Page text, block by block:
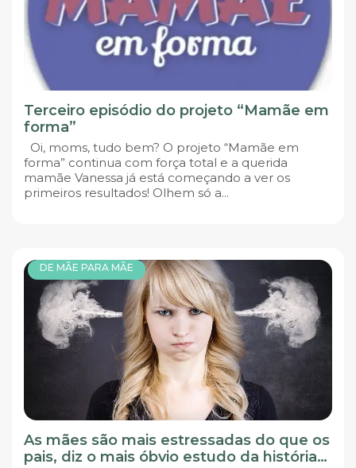
Terceiro episódio do projeto “Mamãe em
forma”
Oi, moms, tudo bem? O projeto “Mamãe em
forma” continua com força total e a querida
mamãe Vanessa já está começando a ver os
primeiros resultados! Olhem só a...
DE MÃE PARA MÃE
As mães são mais estressadas do que os
pais, diz o mais óbvio estudo da história…